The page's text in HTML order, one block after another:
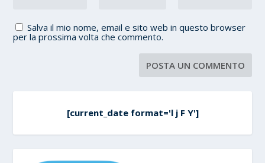
Salva il mio nome, email e sito web in questo browser
per la prossima volta che commento.
[current_date format='l j F Y']